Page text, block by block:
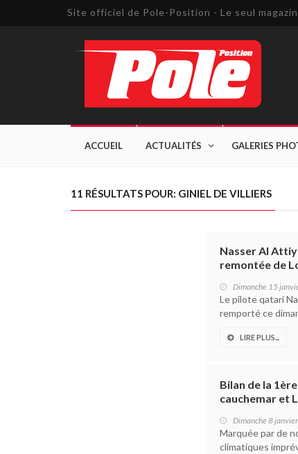
Site officiel de Pole-Position - Le seul
ACCUEIL ACTUALITÉS GALERIES
11 RÉSULTATS POUR: GINIEL DE VILLIERS
Nasser Al
remontée de
Dimanche 15
Le pilote qatari
remporté ce
LIRE PLUS...
Bilan de la
cauchemar et
Dimanche 8
Marquée par de
climatiques